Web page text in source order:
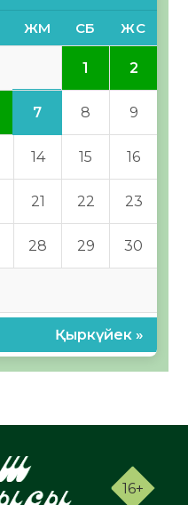
ЖМ СБ ЖС
1 2
7 8 9
14 15 16
21 22 23
28 29 30
Қыркүйек »
16+